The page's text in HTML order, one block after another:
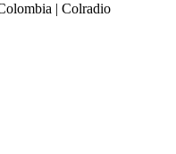
| Colradio